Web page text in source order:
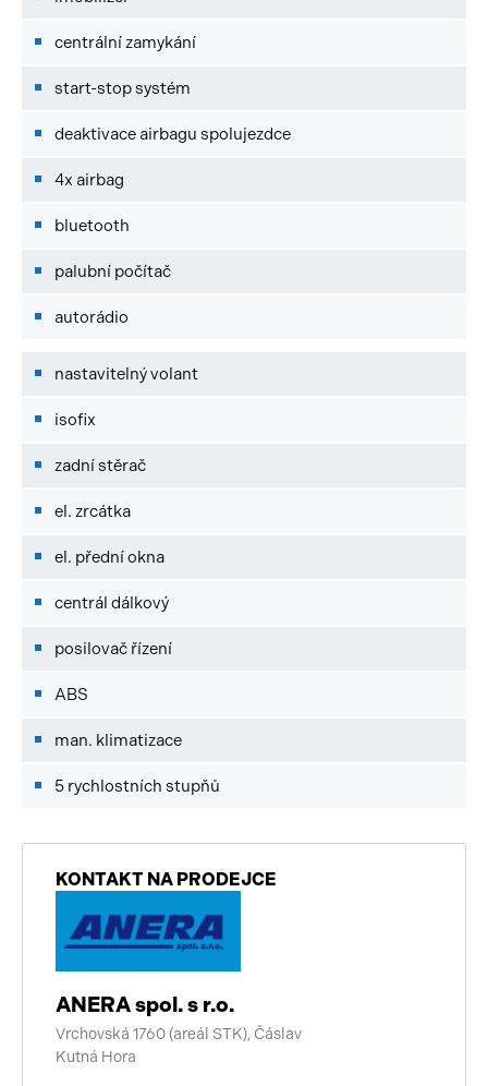
centrální zamykání
start-stop systém
deaktivace airbagu spolujezdce
4x airbag
bluetooth
palubní počítač
autorádio
nastavitelný volant
isofix
zadní stěrač
el. zrcátka
el. přední okna
centrál dálkový
posilovač řízení
ABS
man. klimatizace
5 rychlostních stupňů
KONTAKT NA PRODEJCE
ANERA spol. s r.o.
Vrchovská 1760 (areál STK), Čáslav
Kutná Hora